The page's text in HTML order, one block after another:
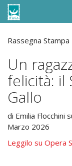
Rassegna Stampa
Un
felicità: il
Gallo
di Emilia Flocchini
Marzo 2026
Leggilo su Opera